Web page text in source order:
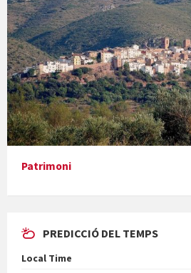
Concerts al Museu
Presentació del llibre &quot;La
En Bum
Patrimoni
PREDICCIÓ DEL TEMPS
Local Time